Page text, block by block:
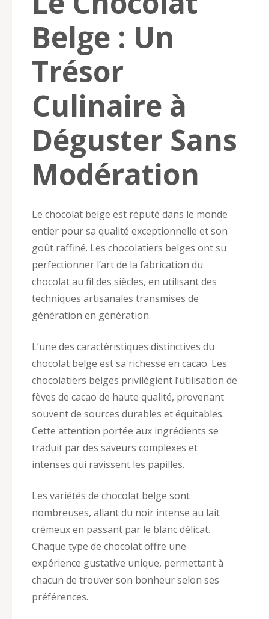
Belge : Un
Trésor
Culinaire à
Déguster Sans
Modération
Le chocolat belge est réputé dans le monde
entier pour sa qualité exceptionnelle et son
goût raffiné. Les chocolatiers belges ont su
perfectionner l’art de la fabrication du
chocolat au fil des siècles, en utilisant des
techniques artisanales transmises de
génération en génération.
L’une des caractéristiques distinctives du
chocolat belge est sa richesse en cacao. Les
chocolatiers belges privilégient l’utilisation de
fèves de cacao de haute qualité, provenant
souvent de sources durables et équitables.
Cette attention portée aux ingrédients se
traduit par des saveurs complexes et
intenses qui ravissent les papilles.
Les variétés de chocolat belge sont
nombreuses, allant du noir intense au lait
crémeux en passant par le blanc délicat.
Chaque type de chocolat offre une
expérience gustative unique, permettant à
chacun de trouver son bonheur selon ses
préférences.